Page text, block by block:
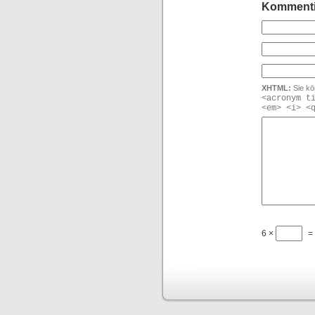
XHTML: Sie
<acronym
<em> <i>
6 × =